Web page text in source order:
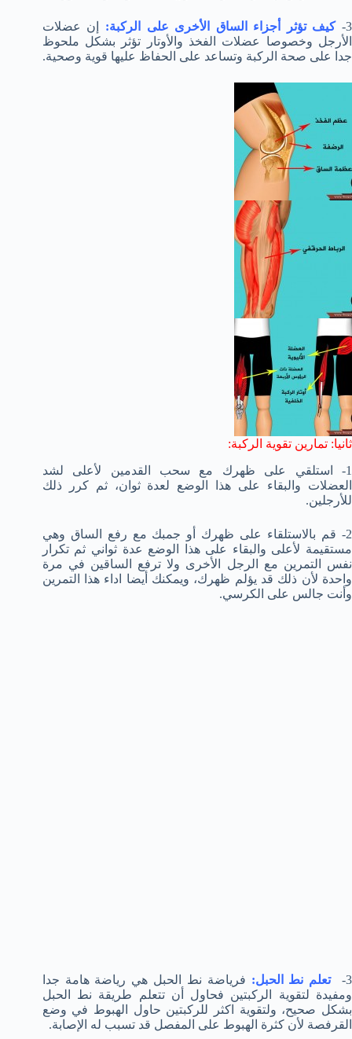
3- كيف تؤثر أجزاء الساق الأخرى على الركبة:
إن عضلات
الأرجل وخصوصا عضلات الفخذ والأوتار تؤثر بشكل ملحوظ
جدا على صحة الركبة وتساعد على الحفاظ عليها قوية وصحية.
ثانيا: تمارين تقوية الركبة:
1- استلقي على ظهرك مع سحب القدمين لأعلى لشد
العضلات والبقاء على هذا الوضع لعدة ثوان، ثم كرر ذلك
للأرجلين.
2- قم بالاستلقاء على ظهرك أو جمبك مع رفع الساق وهي
مستقيمة لأعلى والبقاء على هذا الوضع عدة ثواني ثم تكرار
نفس التمرين مع الرجل الأخرى ولا ترفع الساقين في مرة
واحدة لأن ذلك قد يؤلم ظهرك، ويمكنك أيضا اداء هذا التمرين
وأنت جالس على الكرسي.
3- تعلم نط الحبل: فرياضة نط الحبل هي رياضة هامة جدا
ومفيدة لتقوية الركبتين فحاول أن تتعلم طريقة نط الحبل
بشكل صحيح، ولتقوية اكثر للركبتين حاول الهبوط في وضع
القرفصة لأن كثرة الهبوط على المفصل قد تسبب له الإصابة.